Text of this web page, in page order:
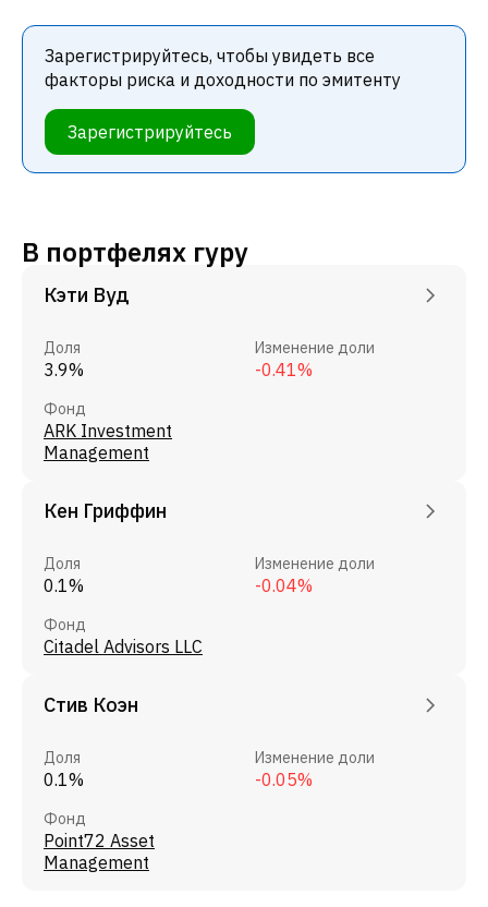
Зарегистрируйтесь, чтобы увидеть все
факторы риска и доходности по эмитенту
Зарегистрируйтесь
В портфелях гуру
Кэти Вуд
Доля
3.9%
Изменение доли
-0.41%
Фонд
ARK Investment
Management
Кен Гриффин
Доля
0.1%
Изменение доли
-0.04%
Фонд
Citadel Advisors LLC
Стив Коэн
Доля
0.1%
Изменение доли
-0.05%
Фонд
Point72 Asset
Management